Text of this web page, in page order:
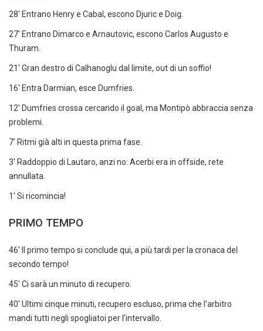
28' Entrano Henry e Cabal, escono Djuric e Doig.
27' Entrano Dimarco e Arnautovic, escono Carlos Augusto e
Thuram.
21' Gran destro di Calhanoglu dal limite, out di un soffio!
16' Entra Darmian, esce Dumfries.
12' Dumfries crossa cercando il goal, ma Montipò abbraccia senza
problemi.
7' Ritmi già alti in questa prima fase.
3' Raddoppio di Lautaro, anzi no: Acerbi era in offside, rete
annullata.
1' Si ricomincia!
PRIMO TEMPO
46' Il primo tempo si conclude qui, a più tardi per la cronaca del
secondo tempo!
45' Ci sarà un minuto di recupero.
40' Ultimi cinque minuti, recupero escluso, prima che l'arbitro
mandi tutti negli spogliatoi per l'intervallo.